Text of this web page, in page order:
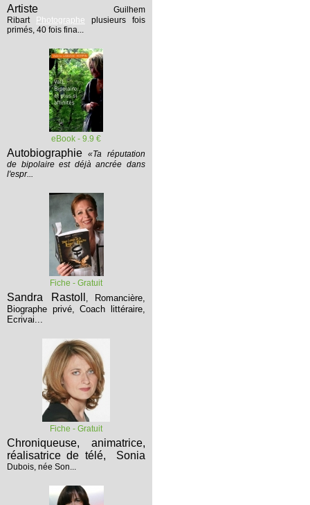
Artiste
Guilhem
Ribart
Photographe plusieurs fois
primés, 40 fois fina...
eBook - 9.9 €
Autobiographie «Ta réputation
de bipolaire est déjà ancrée dans
l'espr...
Fiche - Gratuit
Sandra Rastoll ,
Romancière,
Biographe privé, Coach littéraire,
Ecrivai...
Fiche - Gratuit
Chroniqueuse, animatrice,
réalisatrice de télé,
Sonia
Dubois, née Son...